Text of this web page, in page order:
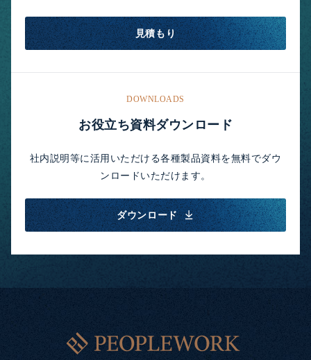
見積もり
DOWNLOADS
お役立ち資料ダウンロード
社内説明等に活用いただける各種製品資料を無料でダウ
ンロードいただけます。
ダウンロード